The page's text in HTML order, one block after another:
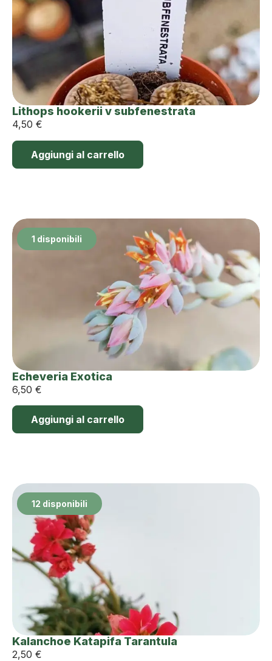
Lithops hookerii v subfenestrata
4,50 €
Aggiungi al carrello
1 disponibili
Echeveria Exotica
6,50 €
Aggiungi al carrello
12 disponibili
Kalanchoe Katapifa Tarantula
2,50 €